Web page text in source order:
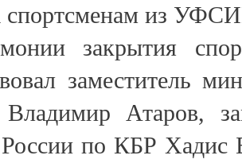
спортсменам из
закрытия
заместитель
Атаров,
по КБР Хадис